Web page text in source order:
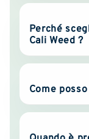
Perché
Cali Weed ?
Come